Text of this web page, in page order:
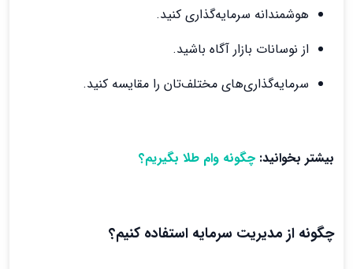
هوشمندانه سرمایه‌گذاری کنید.
از نوسانات بازار آگاه باشید.
سرمایه‌گذاری‌های مختلف‌تان را مقایسه کنید.
بیشتر بخوانید: چگونه وام طلا بگیریم؟
چگونه از مدیریت سرمایه استفاده کنیم؟